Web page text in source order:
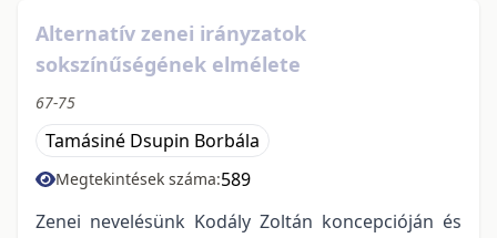
Alternatív zenei irányzatok
sokszínűségének elmélete
67-75
Tamásiné Dsupin Borbála
Megtekintések száma:589
Zenei nevelésünk Kodály Zoltán koncepcióján és